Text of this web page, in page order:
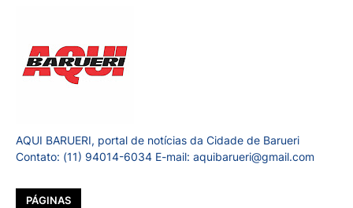
AQUI BARUERI, portal de notícias da Cidade de Barueri
Contato: (11) 94014-6034 E-mail: aquibarueri@gmail.com
PÁGINAS